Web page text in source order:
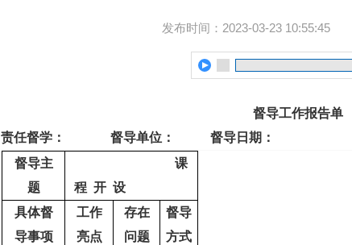
发布时间：2023-03-23 10:55:45
督导工作报告单
责任督学： 督导单位： 督导日期：
督导主
题
课
程 开 设
具体督
导事项
工作
亮点
存在
问题
督导
方式